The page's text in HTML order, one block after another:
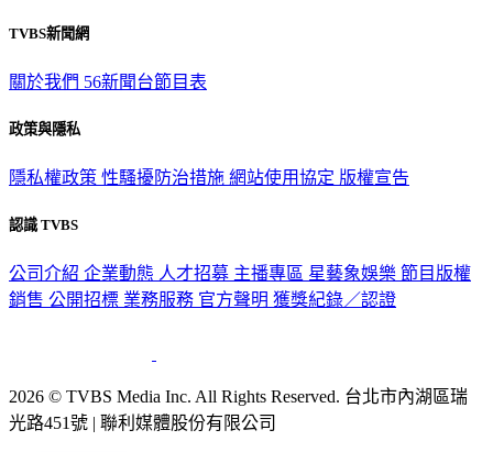
TVBS新聞網
關於我們 56新聞台節目表
政策與隱私
隱私權政策 性騷擾防治措施 網站使用協定 版權宣告
認識 TVBS
公司介紹 企業動態 人才招募 主播專區 星藝象娛樂 節目版權
銷售 公開招標 業務服務 官方聲明 獲獎紀錄／認證
2026 © TVBS Media Inc. All Rights Reserved. 台北市內湖區瑞
光路451號 | 聯利媒體股份有限公司